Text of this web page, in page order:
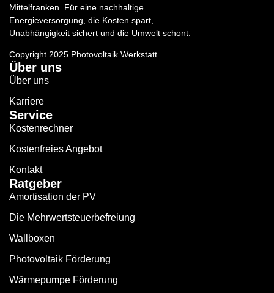
Mittelfranken. Für eine nachhaltige
Energieversorgung, die Kosten spart,
Unabhängigkeit sichert und die Umwelt schont.
Copyright 2025 Photovoltaik Werkstatt
Über uns
Über uns
Karriere
Service
Kostenrechner
Kostenfreies Angebot
Kontakt
Ratgeber
Amortisation der PV
Die Mehrwertsteuerbefreiung
Wallboxen
Photovoltaik Förderung
Wärmepumpe Förderung